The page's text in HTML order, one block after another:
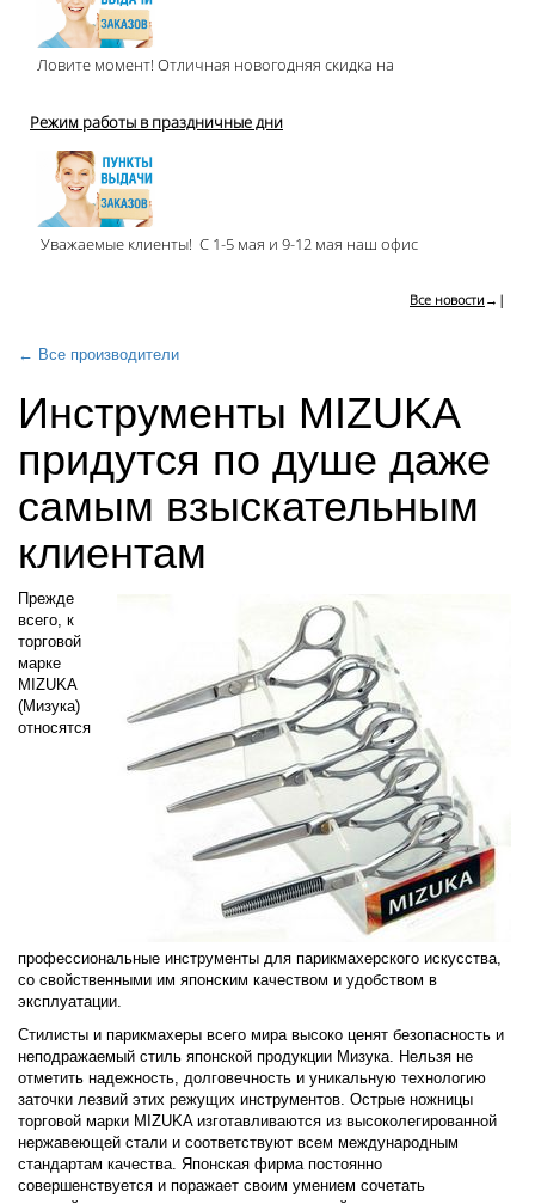
Ловите момент! Отличная новогодняя скидка на
Режим работы в праздничные дни
Уважаемые клиенты! С 1-5 мая и 9-12 мая наш офис
Все новости →|
← Все производители
Инструменты MIZUKA
придутся по душе даже
самым взыскательным
клиентам
Прежде
всего, к
торговой
марке
MIZUKA
(Мизука)
относятся
профессиональные инструменты для парикмахерского искусства,
со свойственными им японским качеством и удобством в
эксплуатации.
Стилисты и парикмахеры всего мира высоко ценят безопасность и
неподражаемый стиль японской продукции Мизука. Нельзя не
отметить надежность, долговечность и уникальную технологию
заточки лезвий этих режущих инструментов. Острые ножницы
торговой марки MIZUKA изготавливаются из высоколегированной
нержавеющей стали и соответствуют всем международным
стандартам качества. Японская фирма постоянно
совершенствуется и поражает своим умением сочетать